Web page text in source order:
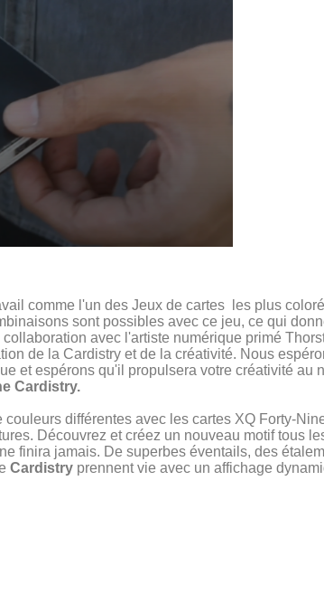
comme l'un des Jeux de cartes les plus
sont possibles avec ce jeu, ce qui
avec l'artiste numérique primé
de la Cardistry et de la créativité. Nous
et espérons qu'il propulsera votre créativité au
Cardistry.
différentes avec les cartes XQ Forty-
Découvrez et créez un nouveau motif tous
finira jamais. De superbes éventails, des
Cardistry prennent vie avec un affichage